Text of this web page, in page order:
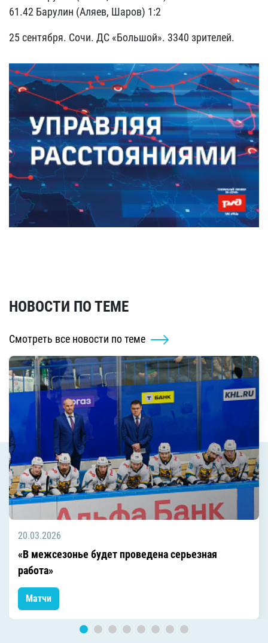
61.42 Барулин (Аляев, Шаров) 1:2
25 сентября. Сочи. ДС «Большой». 3340 зрителей.
НОВОСТИ ПО ТЕМЕ
Смотреть все новости по теме
20.03.2026
«В межсезонье будет проведена серьезная
работа»
Матчи